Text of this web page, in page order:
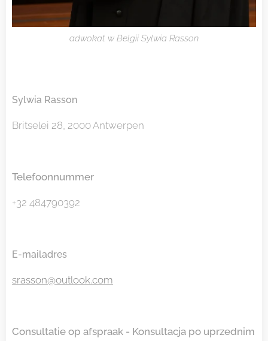
adwokat w Belgii Sylwia Rasson
Sylwia Rasson
Britselei 28, 2000 Antwerpen
Telefoonnummer
+32 484790392
E-mailadres
srasson@outlook.com
Consultatie op afspraak - Konsultacja po uprzednim